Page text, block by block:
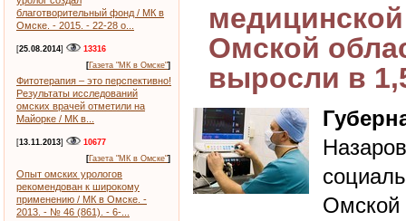
благотворительный фонд / МК в
Омске. - 2015. - 22-28 о...
[25.08.2014]
13316
[Газета "МК в Омске"]
Фитотерапия – это перспективно!
Результаты исследований
омских врачей отметили на
Майорке / МК в...
[13.11.2013]
10677
[Газета "МК в Омске"]
Опыт омских урологов
рекомендован к широкому
применению / МК в Омске. -
2013. - № 46 (861). - 6-...
Омской
выросли в